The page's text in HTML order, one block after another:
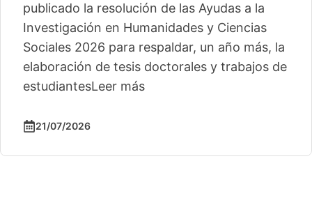
publicado la resolución de las Ayudas a la
Investigación en Humanidades y Ciencias
Sociales 2026 para respaldar, un año más, la
elaboración de tesis doctorales y trabajos de
estudiantesLeer más
21/07/2026